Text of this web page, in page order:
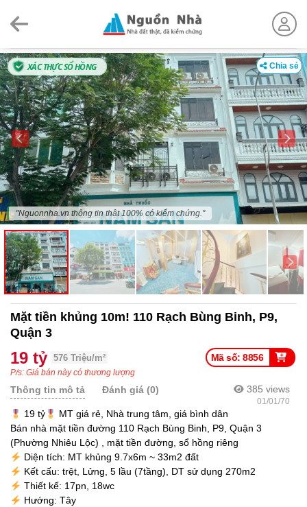
XÁC THỰC SỔ HỒNG
"Nguonnha.vn thông tin thật 100% có kiểm chứng."
Mặt tiền khủng 10m! 110 Rạch Bùng Binh, P9,
Quận 3
Mã số: 8856
19 tỷ 576 Triệu/m²
P/s: Giá bán này có thương lượng
385 views
01/01/70
Thông tin mô tả Đánh giá (0)
19 tỷ
MT giá rẻ, Nhà trung tâm, giá bình dân
Bán nhà mặt tiền đường 110 Rạch Bùng Binh, P9, Quận 3
(Phường Nhiêu Lộc) , mặt tiền đường, sổ hồng riêng
Diện tích: MT khủng 9.7x6m ~ 33m2 đất
Kết cấu: trệt, Lửng, 5 lầu (7tầng), DT sử dụng 270m2
Thiết kế: 17pn, 18wc
Hướng: Tây
Chia sẻ